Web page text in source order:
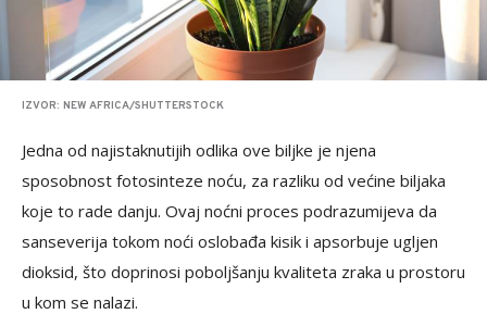
IZVOR: NEW AFRICA/SHUTTERSTOCK
Jedna od najistaknutijih odlika ove biljke je njena
sposobnost fotosinteze noću, za razliku od većine biljaka
koje to rade danju. Ovaj noćni proces podrazumijeva da
sanseverija tokom noći oslobađa kisik i apsorbuje ugljen
dioksid, što doprinosi poboljšanju kvaliteta zraka u prostoru
u kom se nalazi.